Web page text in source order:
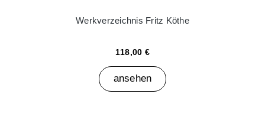
Werkverzeichnis Fritz Köthe
118,00 €
ansehen